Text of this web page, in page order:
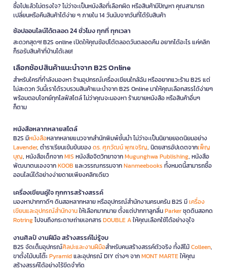
ซื้อไปแล้วไม่ตรงใจ? ไม่ว่าจะเป็นหนังสือที่เลือกผิด หรือสินค้ามีปัญหา คุณสามารถ
เปลี่ยนหรือคืนสินค้าได้ง่าย ๆ ภายใน 14 วันนับจากวันที่ได้รับสินค้า
ช้อปออนไลน์ได้ตลอด 24 ชั่วโมง ทุกที่ ทุกเวลา
สะดวกสุดๆ! B2S online เปิดให้คุณช้อปได้ตลอดวันตลอดคืน อยากได้อะไร แค่คลิก
ก็รอรับสินค้าที่บ้านได้เลย!
เลือกช้อปสินค้าแนะนำจาก B2S Online
สำหรับใครที่กำลังมองหา ร้านอุปกรณ์เครื่องเขียนใกล้ฉัน หรืออยากแวะร้าน B2S แต่
ไม่สะดวก วันนี้เราได้รวบรวมสินค้าแนะนำจาก B2S Online มาให้คุณเลือกสรรได้ง่ายๆ
พร้อมตอบโจทย์ทุกไลฟ์สไตล์ ไม่ว่าคุณจะมองหา ร้านขายหนังสือ หรือสินค้าอื่นๆ
ก็ตาม
หนังสือหลากหลายสไตล์
B2S มีหนังสือหลากหลายแนวจากสำนักพิมพ์ชั้นนำ ไม่ว่าจะเป็นนิยายยอดนิยมอย่าง
Lavender, ตำราเรียนเข้มข้นของดร. ศุภวัฒน์ พุกเจริญ, นิตยสารอัปเดตจากเพ็ญ
บุญ, หนังสือเด็กจากMIS หนังสือจิตวิทยาจากMugunghwa Publishing, หนังสือ
พัฒนาตนเองจากKOOB และวรรณกรรมจากNanmeebooks ทั้งหมดนี้สามารถซื้อ
ออนไลน์ได้อย่างง่ายดายเพียงคลิกเดียว
เครื่องเขียนคู่ใจ ทุกการสร้างสรรค์
มองหาปากกาดีๆ ดินสอหลากหลาย หรืออุปกรณ์สำนักงานครบครัน B2S มีเครื่อง
เขียนและอุปกรณ์สำนักงานให้เลือกมากมาย ตั้งแต่ปากกาลูกลื่นParkerชุดดินสอกด
Rotringไปจนถึงกระดาษถ่ายเอกสารDOUBLE Aให้คุณเลือกใช้ได้อย่างจุใจ
งานศิลป์ งานฝีมือ สร้างสรรค์ไม่รู้จบ
B2S จัดเต็มอุปกรณ์ศิลปะและงานฝีมือสำหรับคนสร้างสรรค์ตัวจริง ทั้งสีไม้Colleen,
ขาตั้งไม้บนโต๊ะPyramidและอุปกรณ์ DIY ต่างๆ จากMONT MARTEให้คุณ
สร้างสรรค์ได้อย่างไร้ขีดจำกัด